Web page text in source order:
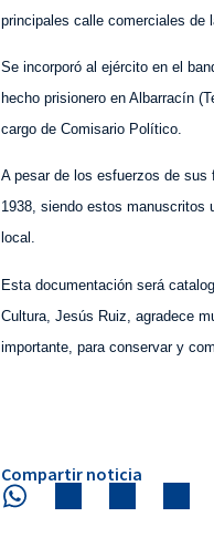
principales calle comerciales de
Se incorporó al ejército en el
hecho prisionero en Albarracín
cargo de Comisario Político.
A pesar de los esfuerzos de
1938, siendo estos manuscritos
local.
Esta documentación será
Cultura, Jesús Ruiz, agradece
importante, para conservar y
Compartir noticia